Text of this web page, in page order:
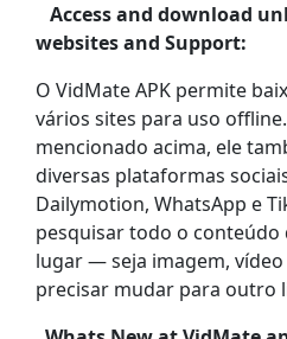
Access and download
websites and Support:
O VidMate APK permite
vários sites para uso
mencionado acima, ele
diversas plataformas
Dailymotion, WhatsApp e
pesquisar todo o conteúdo
lugar — seja imagem,
precisar mudar para outro